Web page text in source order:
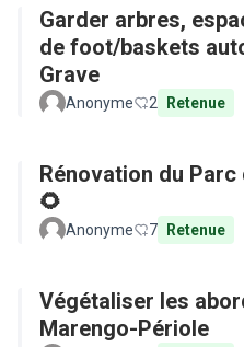
Garder arbres,
de foot/baskets
Grave
Anonyme 2 Retenue
Rénovation du
🌻
Anonyme 7 Retenue
Végétaliser les
Marengo-Périole